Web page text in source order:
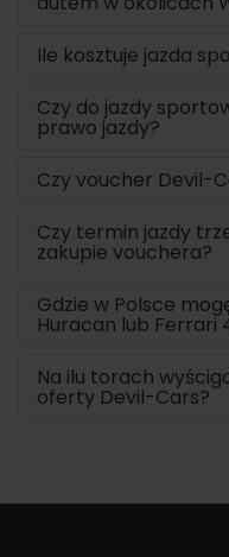
Ile kosztuje jazda
Czy do jazdy
prawo jazdy?
Czy voucher Devil-
Czy termin jazdy
zakupie vouchera?
Gdzie w Polsce
Huracan lub Ferrari
Na ilu torach
oferty Devil-Cars?